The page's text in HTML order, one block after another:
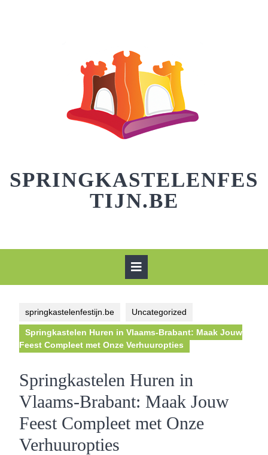
SPRINGKASTELENFES
TIJN.BE
springkastelenfestijn.be Uncategorized
Springkastelen Huren in Vlaams-Brabant: Maak Jouw
Feest Compleet met Onze Verhuuropties
Springkastelen Huren in
Vlaams-Brabant: Maak Jouw
Feest Compleet met Onze
Verhuuropties